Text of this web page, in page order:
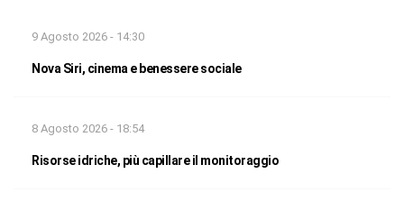
9 Agosto 2026 - 14:30
Nova Siri, cinema e benessere sociale
8 Agosto 2026 - 18:54
Risorse idriche, più capillare il monitoraggio